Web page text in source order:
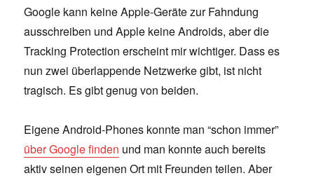
Google kann keine Apple-Geräte zur Fahndung
ausschreiben und Apple keine Androids, aber die
Tracking Protection erscheint mir wichtiger. Dass es
nun zwei überlappende Netzwerke gibt, ist nicht
tragisch. Es gibt genug von beiden.
Eigene Android-Phones konnte man “schon immer”
über Google finden und man konnte auch bereits
aktiv seinen eigenen Ort mit Freunden teilen. Aber